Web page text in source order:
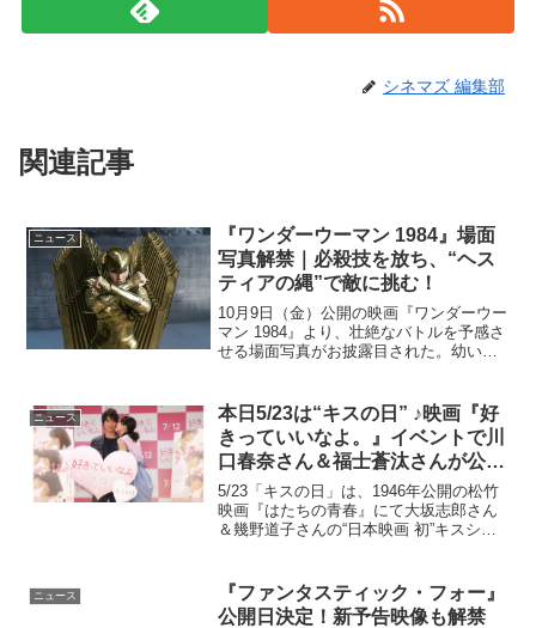
シネマズ 編集部
関連記事
ニュース
『ワンダーウーマン 1984』場面
写真解禁｜必殺技を放ち、“ヘス
ティアの縄”で敵に挑む！
10月9日（金）公開の映画『ワンダーウー
マン 1984』より、壮絶なバトルを予感さ
せる場面写真がお披露目された。幼い頃
武器により、史上最強クラスの強さを誇
るワンダーウー...
ニュース
本日5/23は“キスの日” ♪映画『好
きっていいなよ。』イベントで川
口春奈さん＆福士蒼汰さんが公開
ほっぺチュー！
5/23「キスの日」は、1946年公開の松竹
映画『はたちの青春』にて大坂志郎さん
＆幾野道子さんの“日本映画 初”キスシー
へ 勇気の公開キス！ キスの日特別イベ
ントi...
ニュース
『ファンタスティック・フォー』
公開日決定！新予告映像も解禁